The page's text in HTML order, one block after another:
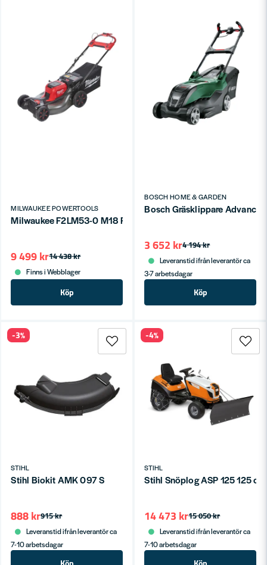
MILWAUKEE POWERTOOLS
Milwaukee F2LM53-0 M18 FUEL Gräsklippare Självgående &
14 438 kr
9 499 kr
Finns i Webblager
Köp
BOSCH HOME & GARDEN
Bosch Gräsklippare
4 194 kr
3 652 kr
Leveranstid ifrån leverantör ca
3-7 arbetsdagar
Köp
STIHL
Stihl Biokit AMK 097 S
915 kr
888 kr
Leveranstid ifrån leverantör ca
7-10 arbetsdagar
-3%
STIHL
Stihl Snöplog ASP 125 125 cm
15 050 kr
14 473 kr
Leveranstid ifrån leverantör ca
7-10 arbetsdagar
-4%